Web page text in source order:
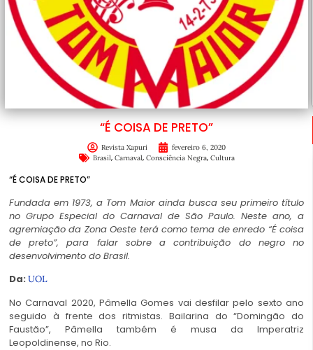
“É COISA DE PRETO”
Revista Xapuri
fevereiro 6, 2020
Brasil, Carnaval, Consciência Negra, Cultura
“É COISA DE PRETO”
Fundada em 1973, a Tom Maior ainda busca seu primeiro título
no Grupo Especial do Carnaval de São Paulo. Neste ano, a
agremiação da Zona Oeste terá como tema de enredo “É coisa
de preto”, para falar sobre a contribuição do negro no
desenvolvimento do Brasil.
Da: UOL
No Carnaval 2020, Pâmella Gomes vai desfilar pelo sexto ano
seguido à frente dos ritmistas. Bailarina do “Domingão do
Faustão”, Pâmella também é musa da Imperatriz
Leopoldinense, no Rio.